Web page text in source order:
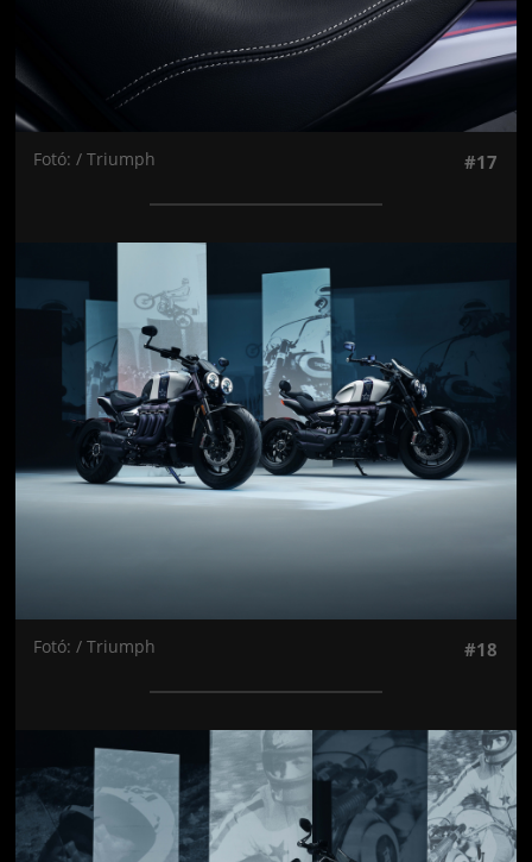
Fotó: / Triumph #17
Jön még kép!
Fotó: / Triumph #18
Jön még kép!